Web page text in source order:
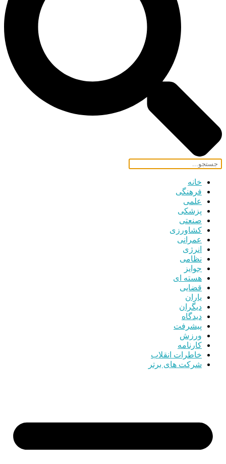
خانه
فرهنگی
علمی
پزشکی
صنعتی
کشاورزی
عمرانی
انرژی
نظامی
جوایز
هسته ای
قضایی
یاران
دیگران
دیدگاه
پیشرفت
ورزش
کارنامه
خاطرات انقلاب
شرکت های برتر